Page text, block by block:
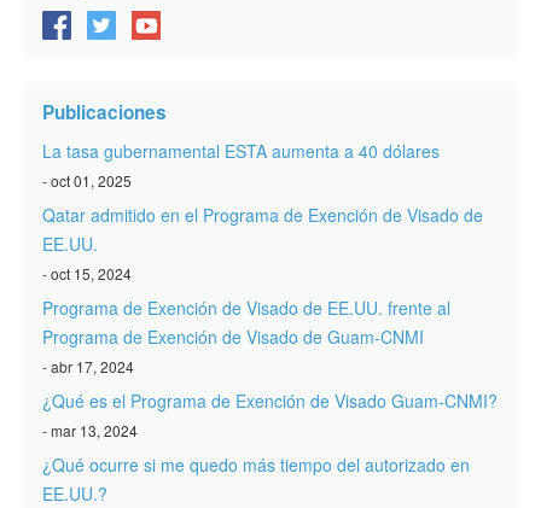
VWP
ESTA Información
Contacto
Publicaciones
La tasa gubernamental ESTA aumenta a 40 dólares
- oct 01, 2025
Qatar admitido en el Programa de Exención de Visado de
EE.UU.
- oct 15, 2024
Programa de Exención de Visado de EE.UU. frente al
Programa de Exención de Visado de Guam-CNMI
- abr 17, 2024
¿Qué es el Programa de Exención de Visado Guam-CNMI?
- mar 13, 2024
¿Qué ocurre si me quedo más tiempo del autorizado en
EE.UU.?